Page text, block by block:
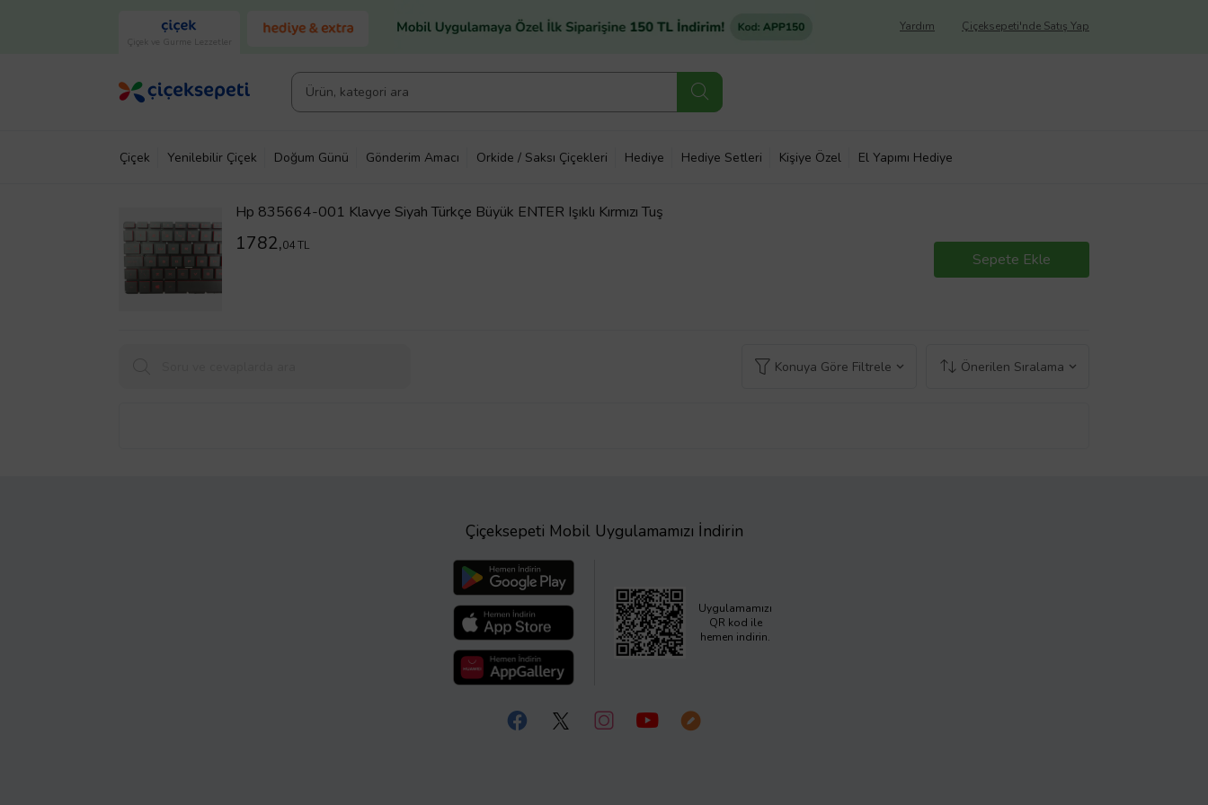
Çiçek ve Gurme Lezzetler
Çiçeksepeti'nde Satış Yap
Yardım
Çiçek Yenilebilir Çiçek Doğum Günü Gönderim Amacı Orkide / Saksı Çiçekleri Hediye Hediye Setleri Kişiye Özel El Yapımı Hediye
Hp 835664-001 Klavye Siyah Türkçe Büyük ENTER Işıklı Kırmızı Tuş
1782,04 TL
Sepete Ekle
Konuya Göre Filtrele Önerilen Sıralama
Çiçeksepeti Mobil Uygulamamızı İndirin
Uygulamamızı
QR kod ile
hemen indirin.